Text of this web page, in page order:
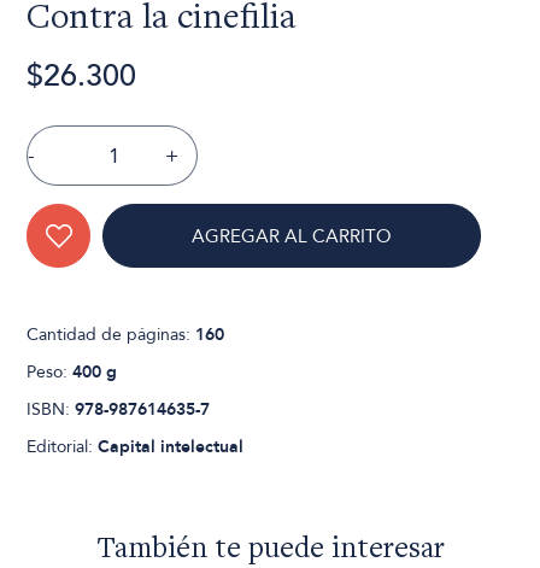
Contra la cinefilia
$26.300
- +
AGREGAR AL CARRITO
Cantidad de páginas: 160
Peso:400 g
ISBN:978-987614635-7
Editorial:Capital intelectual
También te puede interesar